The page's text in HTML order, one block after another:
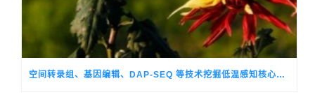
空间转录组、基因编辑、DAP-SEQ 等技术挖掘低温感知核心调控基因，破解观赏菊季节性生长转换的关键机制